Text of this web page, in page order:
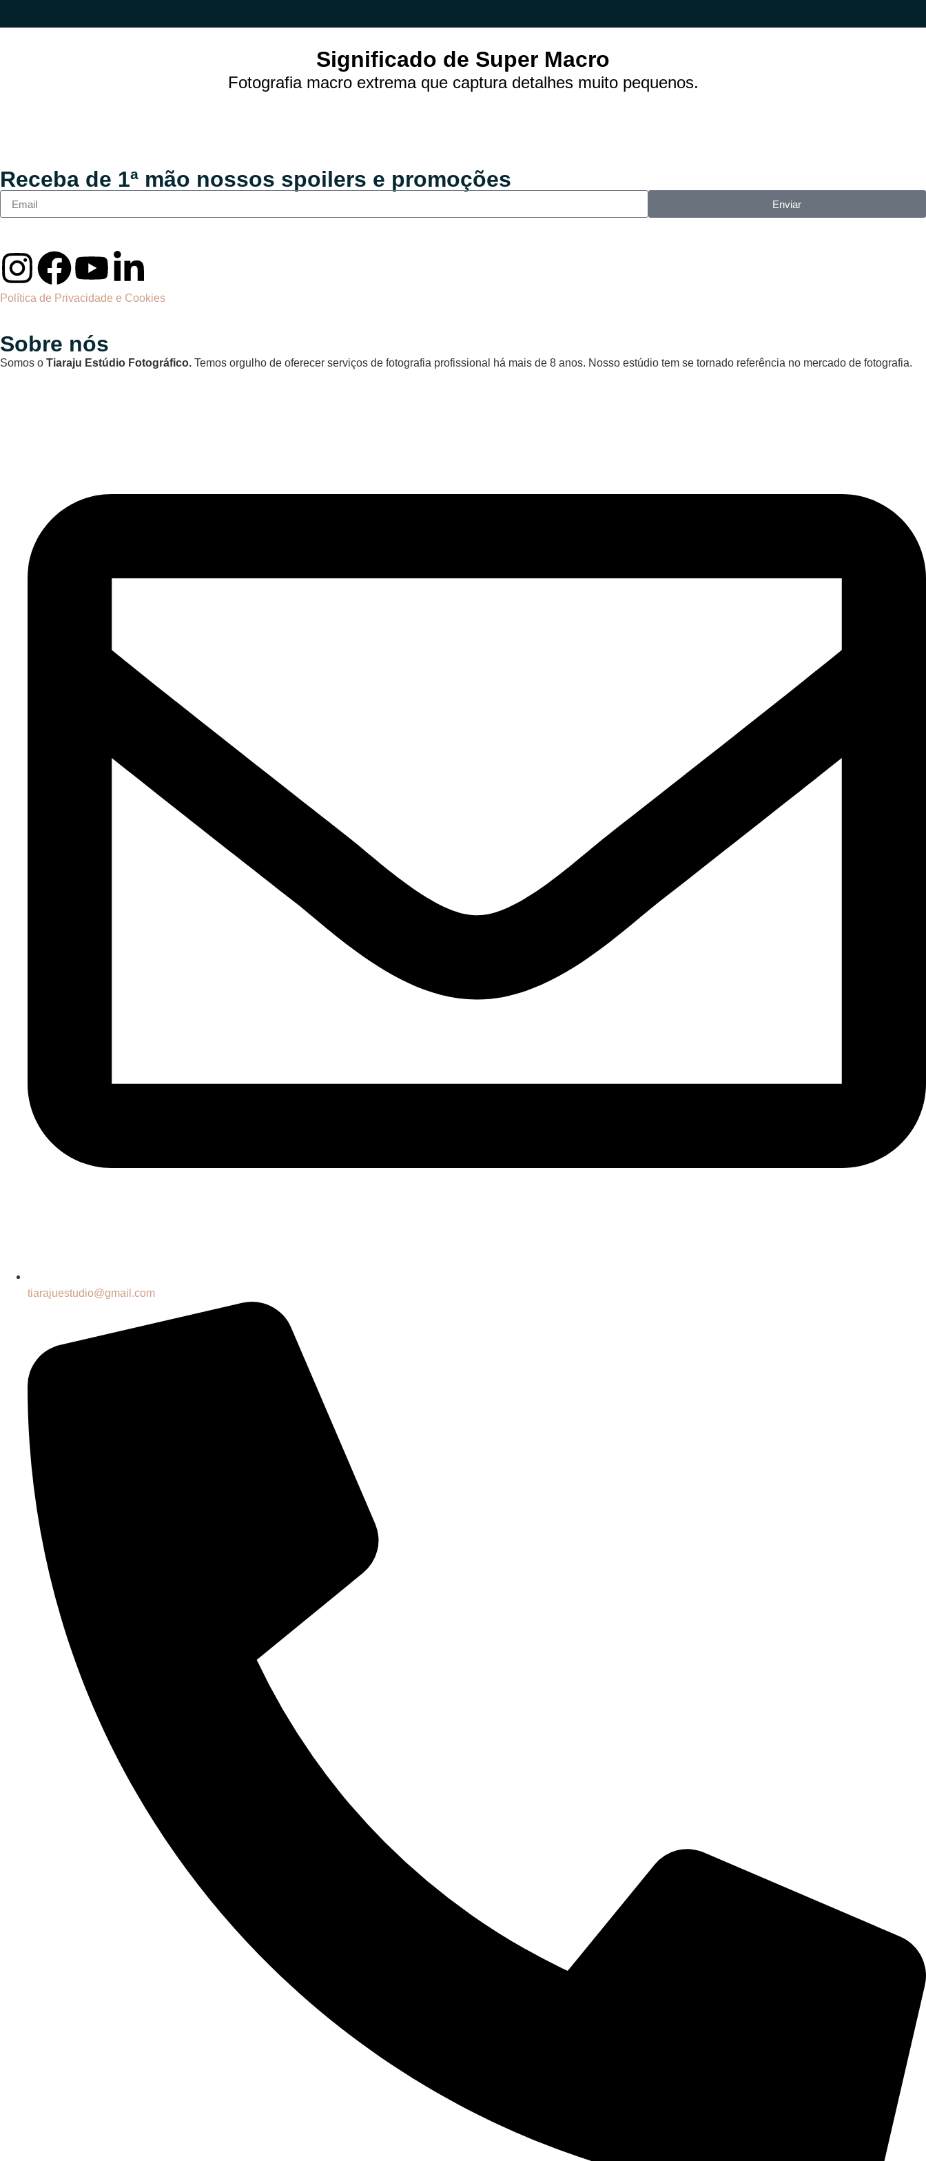
Significado de Super Macro
Fotografia macro extrema que captura detalhes muito pequenos.
Receba de 1ª mão nossos spoilers e promoções
Enviar
Política de Privacidade e Cookies
Sobre nós
Somos o Tiaraju Estúdio Fotográfico. Temos orgulho de oferecer serviços de fotografia profissional há mais de 8 anos. Nosso estúdio tem se tornado referência no mercado de fotografia.
tiarajuestudio@gmail.com